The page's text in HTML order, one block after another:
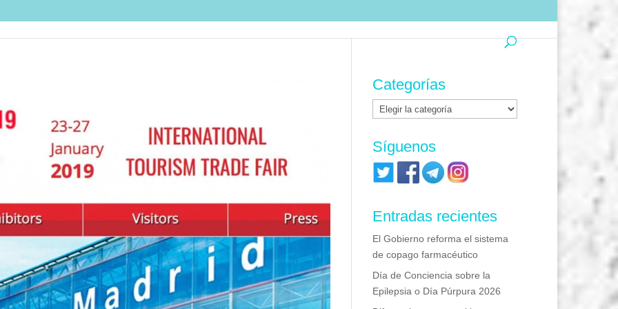
Categorías
Categorías
Síguenos
Entradas recientes
El Gobierno reforma el sistema
de copago farmacéutico
Día de Conciencia sobre la
Epilepsia o Día Púrpura 2026